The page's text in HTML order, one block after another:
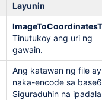
Layunin
Tinutukoy ang uri ng
gawain.
Ang katawan ng file ay
naka-encode sa
Siguraduhin na